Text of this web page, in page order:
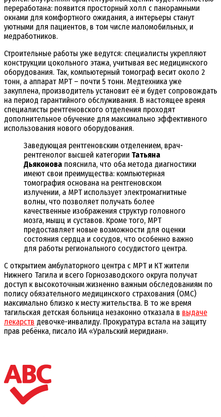
переработана: появится просторный холл с панорамными
окнами для комфортного ожидания, а интерьеры станут
уютными для пациентов, в том числе маломобильных, и
медработников.
Строительные работы уже ведутся: специалисты укрепляют
конструкции цокольного этажа, учитывая вес медицинского
оборудования. Так, компьютерный томограф весит около 2
тонн, а аппарат МРТ – почти 5 тонн. Медтехника уже
закуплена, производитель установит её и будет сопровождать
на период гарантийного обслуживания. В настоящее время
специалисты рентгеновского отделения проходят
дополнительное обучение для максимально эффективного
использования нового оборудования.
Заведующая рентгеновским отделением, врач-
рентгенолог высшей категории Татьяна
Дьяконова пояснила, что оба метода диагностики
имеют свои преимущества: компьютерная
томография основана на рентгеновском
излучении, а МРТ использует электромагнитные
волны, что позволяет получать более
качественные изображения структур головного
мозга, мышц и суставов. Кроме того, МРТ
предоставляет новые возможности для оценки
состояния сердца и сосудов, что особенно важно
для работы регионального сосудистого центра.
С открытием амбулаторного центра с МРТ и КТ жители
Нижнего Тагила и всего Горнозаводского округа получат
доступ к высокоточным жизненно важным обследованиям по
полису обязательного медицинского страхования (ОМС)
максимально близко к месту жительства. В то же время
тагильская детская больница незаконно отказала в выдаче
лекарств девочке-инвалиду. Прокуратура встала на защиту
прав ребёнка, писало ИА «Уральский меридиан».